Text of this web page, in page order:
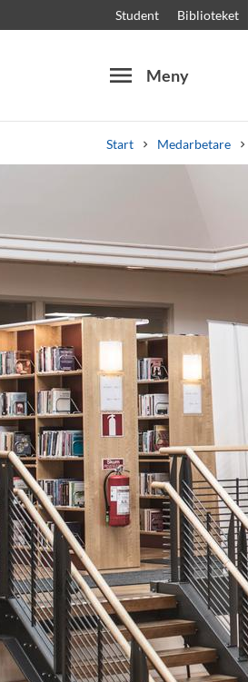
Student Biblioteket
menu Meny
Start Medarbetare
Kurser och program